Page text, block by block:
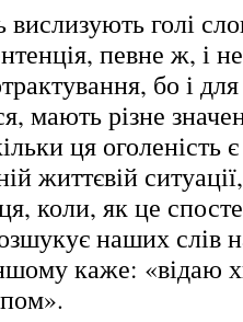
голі
певне ж, і
бо і
мають різне
ця оголеність
життєвій
коли, як це
наших слів
каже: «відаю